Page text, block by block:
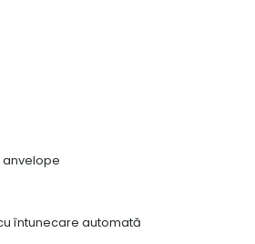
anvelope
întunecare automată